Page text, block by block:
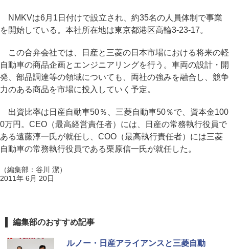
NMKVは6月1日付けで設立され、約35名の人員体制で事業
を開始している。本社所在地は東京都港区高輪3-23-17。
この合弁会社では、日産と三菱の日本市場における将来の軽
自動車の商品企画とエンジニアリングを行う。車両の設計・開
発、部品調達等の領域についても、両社の強みを融合し、競争
力のある商品を市場に投入していく予定。
出資比率は日産自動車50％、三菱自動車50％で、資本金100
0万円。CEO（最高経営責任者）には、日産の常務執行役員で
ある遠藤淳一氏が就任し、COO（最高執行責任者）には三菱
自動車の常務執行役員である栗原信一氏が就任した。
（編集部：谷川 潔）
2011年 6月 20日
編集部のおすすめ記事
ルノー・日産アライアンスと三菱自動